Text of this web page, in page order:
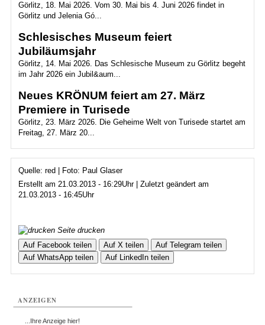
Görlitz, 18. Mai 2026. Vom 30. Mai bis 4. Juni 2026 findet in
Görlitz und Jelenia Gó...
Schlesisches Museum feiert
Jubiläumsjahr
Görlitz, 14. Mai 2026. Das Schlesische Museum zu Görlitz begeht
im Jahr 2026 ein Jubil&aum...
Neues KRÖNUM feiert am 27. März
Premiere in Turisede
Görlitz, 23. März 2026. Die Geheime Welt von Turisede startet am
Freitag, 27. März 20...
Quelle: red | Foto: Paul Glaser
Erstellt am 21.03.2013 - 16:29Uhr | Zuletzt geändert am
21.03.2013 - 16:45Uhr
Seite drucken
Auf Facebook teilen
Auf X teilen
Auf Telegram teilen
Auf WhatsApp teilen
Auf LinkedIn teilen
ANZEIGEN
...Ihre Anzeige hier!